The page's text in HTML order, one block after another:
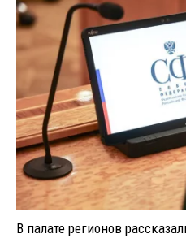
В палате регионов